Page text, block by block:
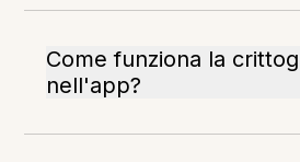
Come funziona la
nell'app?